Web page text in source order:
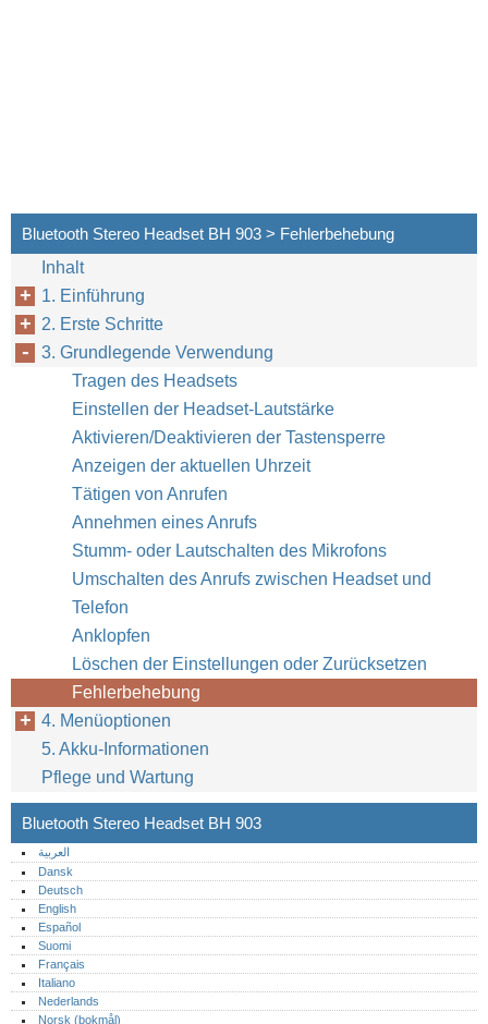
Bluetooth Stereo Headset BH 903 > Fehlerbehebung
Inhalt
1. Einführung
2. Erste Schritte
3. Grundlegende Verwendung
Tragen des Headsets
Einstellen der Headset-Lautstärke
Aktivieren/Deaktivieren der Tastensperre
Anzeigen der aktuellen Uhrzeit
Tätigen von Anrufen
Annehmen eines Anrufs
Stumm- oder Lautschalten des Mikrofons
Umschalten des Anrufs zwischen Headset und
Telefon
Anklopfen
Löschen der Einstellungen oder Zurücksetzen
Fehlerbehebung
4. Menüoptionen
5. Akku-Informationen
Pflege und Wartung
Bluetooth Stereo Headset BH 903
العربية
Dansk
Deutsch
English
Español
Suomi
Français
Italiano
Nederlands
Norsk (bokmål)‎